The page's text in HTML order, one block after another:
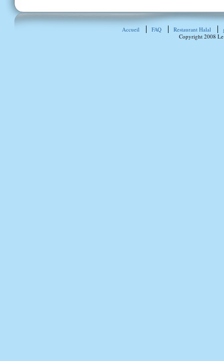
Accueil FAQ Restaurant Halal
Copyright 2008